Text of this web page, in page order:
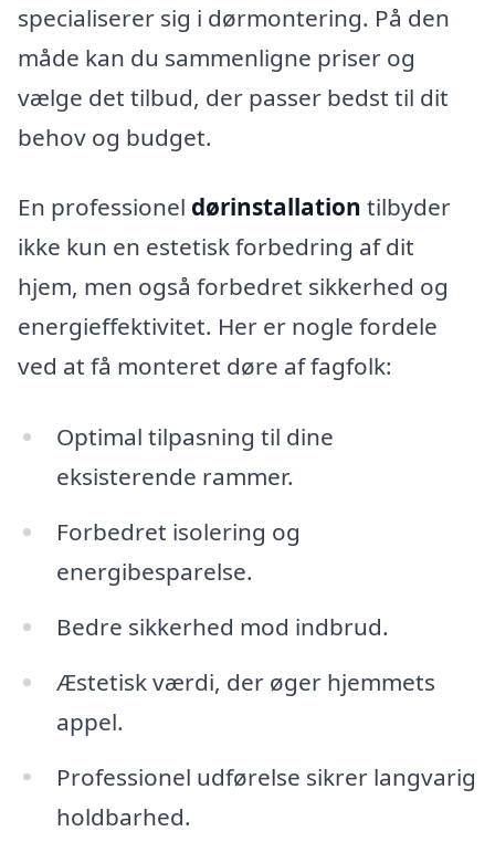
specialiserer sig i dørmontering. På den
måde kan du sammenligne priser og
vælge det tilbud, der passer bedst til dit
behov og budget.
En professionel dørinstallation tilbyder
ikke kun en estetisk forbedring af dit
hjem, men også forbedret sikkerhed og
energieffektivitet. Her er nogle fordele
ved at få monteret døre af fagfolk:
Optimal tilpasning til dine
eksisterende rammer.
Forbedret isolering og
energibesparelse.
Bedre sikkerhed mod indbrud.
Æstetisk værdi, der øger hjemmets
appel.
Professionel udførelse sikrer langvarig
holdbarhed.